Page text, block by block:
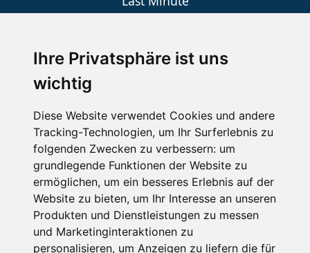
Ihre Privatsphäre ist uns
wichtig
Diese Website verwendet Cookies und andere
Tracking-Technologien, um Ihr Surferlebnis zu
folgenden Zwecken zu verbessern: um
grundlegende Funktionen der Website zu
ermöglichen, um ein besseres Erlebnis auf der
Website zu bieten, um Ihr Interesse an unseren
Produkten und Dienstleistungen zu messen
und Marketinginteraktionen zu
personalisieren, um Anzeigen zu liefern die für
Wellness
SCHNEEHÖHEN SKI APP
Die Schneehoehen Ski APP für iOS und Android - Ein
Muss für alle Wintersportler und Schneefreaks!